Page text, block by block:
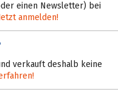
einen Newsletter) bei
anmelden!
verkauft deshalb keine